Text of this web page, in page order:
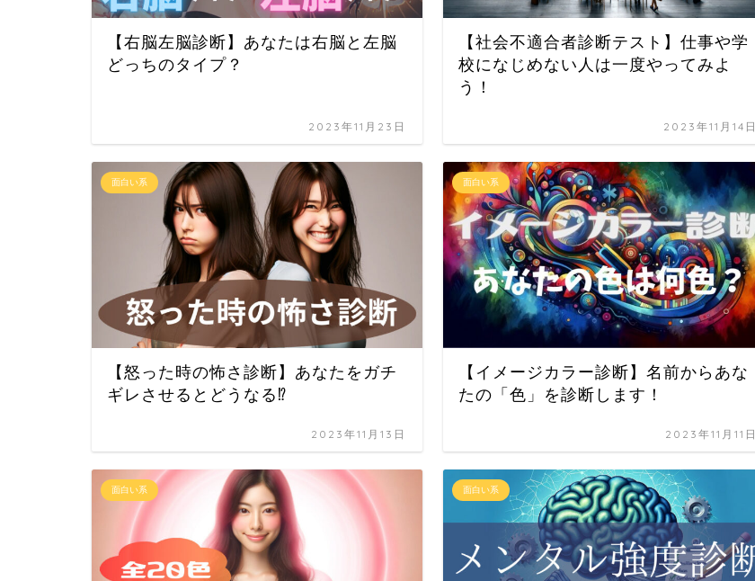
【右脳左脳診断】あなたは右脳と左脳
どっちのタイプ？
2023年11月23日
【社会不適合者診断テスト】仕事や学
校になじめない人は一度やってみよ
う！
2023年11月14日
面白い系
【怒った時の怖さ診断】あなたをガチ
ギレさせるとどうなる⁉
2023年11月13日
面白い系
【イメージカラー診断】名前からあな
たの「色」を診断します！
2023年11月11日
面白い系 面白い系